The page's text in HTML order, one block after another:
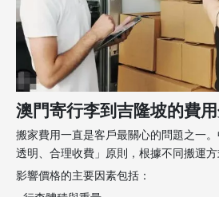
澳門寄行李到吉隆坡的費
搬家費用一直是客戶最關心的問題之一
透明、合理收費」原則，根據不同搬運方
影響價格的主要因素包括：